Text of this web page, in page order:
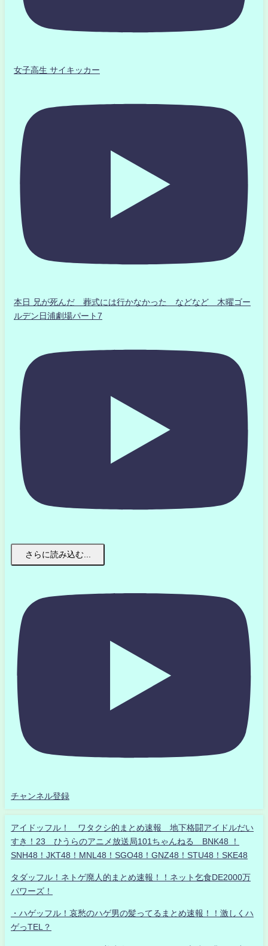
女子高生 サイキッカー
本日 兄が死んだ 葬式には行かなかった などなど 木曜ゴー
ルデン日浦劇場パート7
さらに読み込む...
チャンネル登録
アイドッフル！ ワタクシ的まとめ速報 地下格闘アイドルだい
すき！23 ひうらのアニメ放送局101ちゃんねる BNK48 ！
SNH48！JKT48！MNL48！SGO48！GNZ48！STU48！SKE48
タダッフル！ネトゲ廃人的まとめ速報！！ネット乞食DE2000万
パワーズ！
・ハゲッフル！哀愁のハゲ男の髪ってるまとめ速報！！激しくハ
ゲっTEL？